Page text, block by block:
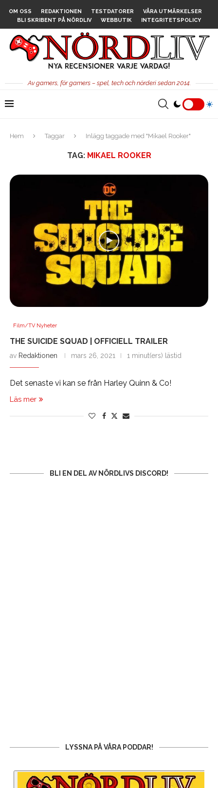
OM OSS REDAKTIONEN TESTDATORER
VÅRA UTMÄRKELSER
BLI SKRIBENT PÅ NÖRDLIV
WEBBUTIK INTEGRITETSPOLICY
Av gamers, för gamers – spel, tech och nörderi sedan 2014.
Hem Taggar Inlägg taggade med "Mikael Rooker"
TAG: MIKAEL ROOKER
Film/TV Nyheter
THE SUICIDE SQUAD | OFFICIELL TRAILER
av Redaktionen mars 26, 2021 1 minut(ers) lästid
Det senaste vi kan se från Harley Quinn & Co!
Läs mer
BLI EN DEL AV NÖRDLIVS DISCORD!
LYSSNA PÅ VÅRA PODDAR!